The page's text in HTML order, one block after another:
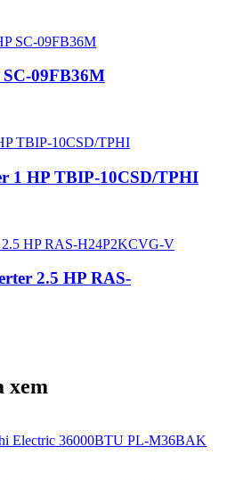
09FB36M
1 HP TBIP-10CSD/TPHI
2.5 HP RAS-
xem